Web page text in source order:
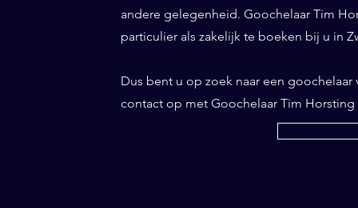
andere gelegenheid. Goochelaar Tim
particulier als zakelijk te boeken bij u in
Dus bent u op zoek naar een
contact op met Goochelaar Tim Horsting